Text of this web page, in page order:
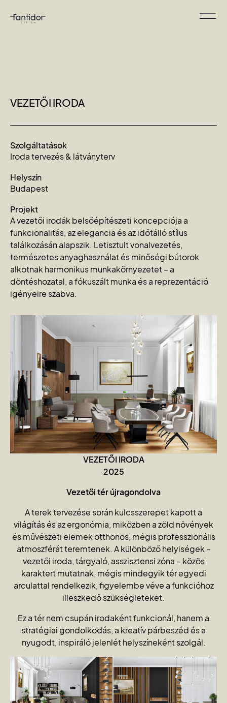
VEZETŐI IRODA
Szolgáltatások
Iroda tervezés & látványterv
Helyszín
Budapest
Projekt
A vezetői irodák belsőépítészeti koncepciója a
funkcionalitás, az elegancia és az időtálló stílus
találkozásán alapszik. Letisztult vonalvezetés,
természetes anyaghasználat és minőségi bútorok
alkotnak harmonikus munkakörnyezetet – a
döntéshozatal, a fókuszált munka és a reprezentáció
igényeire szabva.
VEZETŐI IRODA
2025
Vezetői tér újragondolva
A terek tervezése során kulcsszerepet kapott a
világítás és az ergonómia, miközben a zöld növények
és művészeti elemek otthonos, mégis professzionális
atmoszférát teremtenek. A különböző helyiségek –
vezetői iroda, tárgyaló, asszisztensi zóna – közös
karaktert mutatnak, mégis mindegyik tér egyedi
arculattal rendelkezik, figyelembe véve a funkcióhoz
illeszkedő szükségleteket.
Ez a tér nem csupán irodaként funkcionál, hanem a
stratégiai gondolkodás, a kreatív párbeszéd és a
nyugodt, inspiráló jelenlét helyszíneként szolgál.